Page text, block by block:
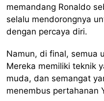
memandang Ronaldo
selalu mendorongnya
dengan percaya diri.
Namun, di final, semua
Mereka memiliki teknik
muda, dan semangat
menembus pertahanan